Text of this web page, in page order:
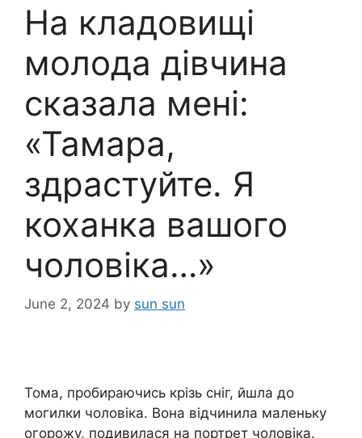
На кладовищі
молода дівчина
сказала мені:
«Тамара,
здрастуйте. Я
коханка вашого
чоловіка…»
June 2, 2024 by sun sun
Тома, пробираючись крізь сніг, йшла до
могилки чоловіка. Вона відчинила маленьку
огорожу, подивилася на портрет чоловіка.